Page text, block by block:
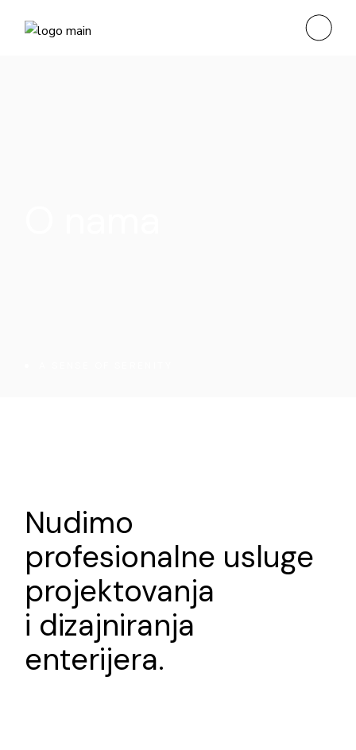
Nudimo
profesionalne usluge
projektovanja
i dizajniranja
enterijera.